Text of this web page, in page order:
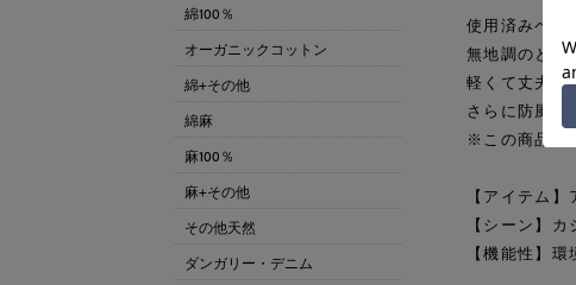
綿100％
オーガニックコットン
綿+その他
綿麻
麻100％
麻+その他
その他天然
ダンガリー・デニム
使用済みペッ
無地調のとて
軽くて丈夫な
さらに防風性
※この商品は
【アイテム
【シーン】
【機能性】